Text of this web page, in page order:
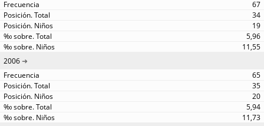
67
34
19
5,96
11,55
2006
65
35
20
5,94
11,73